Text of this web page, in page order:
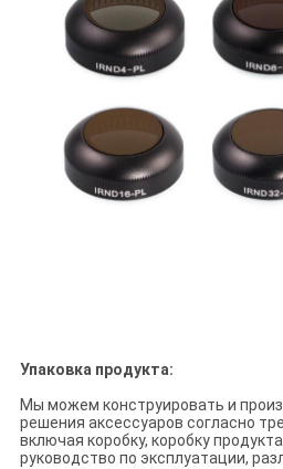
Упаковка продукта:
Мы можем конструировать и
решения аксессуаров согласно
включая коробку, коробку
руководство по эксплуатации,